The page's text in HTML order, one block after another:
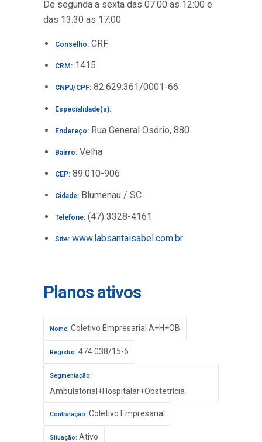
De segunda a sexta das 07:00 as 12:00 e
das 13:30 as 17:00
Conselho: CRF
CRM: 1415
CNPJ/CPF: 82.629.361/0001-66
Especialidade(s):
Endereço: Rua General Osório, 880
Bairro: Velha
CEP: 89.010-906
Cidade: Blumenau / SC
Telefone: (47) 3328-4161
Site: www.labsantaisabel.com.br
Planos ativos
Nome: Coletivo Empresarial A+H+OB
Registro: 474.038/15-6
Segmentação:
Ambulatorial+Hospitalar+Obstetrícia
Contratação: Coletivo Empresarial
Situação: Ativo